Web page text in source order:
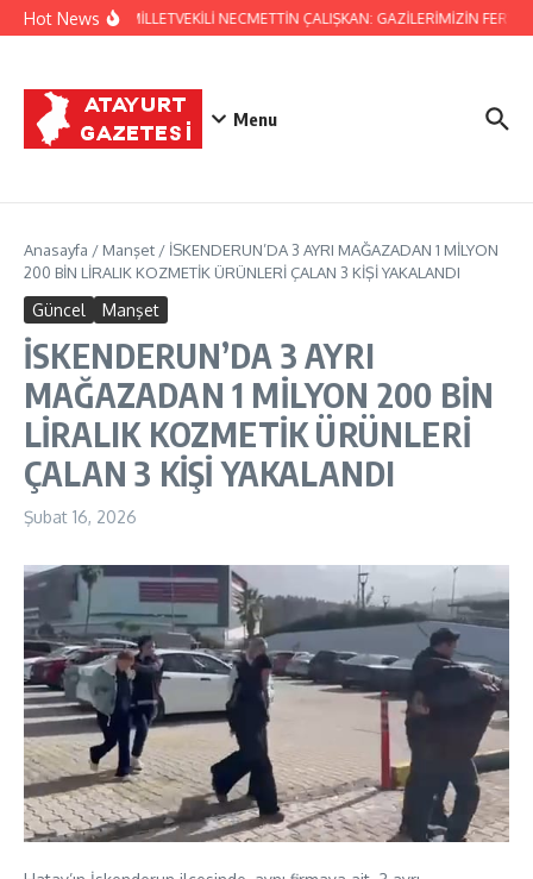
İçeriğe atla
Hot NewsHATAY MİLLETVEKİLİ NECMETTİN ÇALIŞKAN: GAZİLERİMİZİN
Menu
Anasayfa / Manşet / İSKENDERUN’DA 3 AYRI MAĞAZADAN 1 MİLYON
200 BİN LİRALIK KOZMETİK ÜRÜNLERİ ÇALAN 3 KİŞİ YAKALANDI
Güncel Manşet
İSKENDERUN’DA 3 AYRI
MAĞAZADAN 1 MİLYON 200 BİN
LİRALIK KOZMETİK ÜRÜNLERİ
ÇALAN 3 KİŞİ YAKALANDI
Şubat 16, 2026